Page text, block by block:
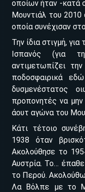
οποίων ήταν -κατά
Μουντιάλ του 2010
οποία συνέχισαν
Την ίδια στιγμή,
Ισπανός (για
αντιμετωπίζει
ποδοσφαιρικά
δυσμενέστατος
προπονητές να
άουτ αγώνα του
Κάτι τέτοιο
1938 όταν
Ακολούθησε το
Αυστρία. Το…
το Περού.
Λα Βόλπε με το